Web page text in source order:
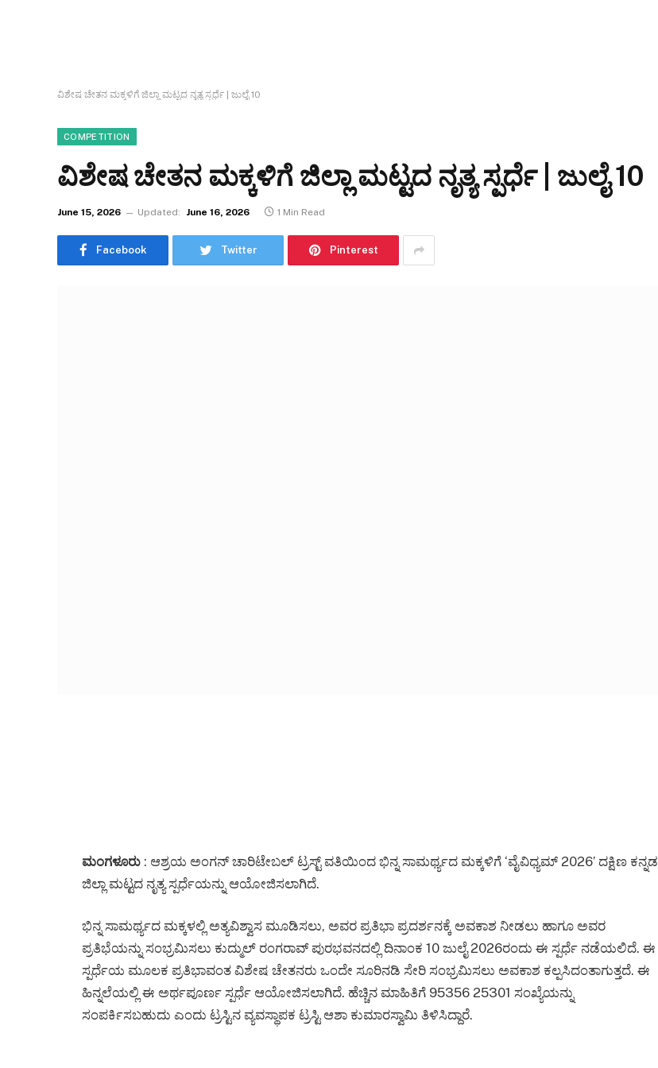
ವಿಶೇಷ ಚೇತನ ಮಕ್ಕಳಿಗೆ ಜಿಲ್ಲಾ ಮಟ್ಟದ ನೃತ್ಯ ಸ್ಪರ್ಧೆ | ಜುಲೈ 10
COMPETITION
ವಿಶೇಷ ಚೇತನ ಮಕ್ಕಳಿಗೆ ಜಿಲ್ಲಾ ಮಟ್ಟದ ನೃತ್ಯ ಸ್ಪರ್ಧೆ | ಜುಲೈ 10
June 15, 2026 Updated: June 16, 2026 1 Min Read
Facebook Twitter Pinterest
ಮಂಗಳೂರು : ಆಶ್ರಯ ಅಂಗನ್ ಚಾರಿಟೇಬಲ್ ಟ್ರಸ್ಟ್ ವತಿಯಿಂದ ಭಿನ್ನ ಸಾಮರ್ಥ್ಯದ ಮಕ್ಕಳಿಗೆ ‘ವೈವಿಧ್ಯಮ್ 2026’ ದಕ್ಷಿಣ ಕನ್ನಡ
ಜಿಲ್ಲಾ ಮಟ್ಟದ ನೃತ್ಯ ಸ್ಪರ್ಧೆಯನ್ನು ಆಯೋಜಿಸಲಾಗಿದೆ.
ಭಿನ್ನ ಸಾಮರ್ಥ್ಯದ ಮಕ್ಕಳಲ್ಲಿ ಅತ್ಯವಿಶ್ವಾಸ ಮೂಡಿಸಲು, ಅವರ ಪ್ರತಿಭಾ ಪ್ರದರ್ಶನಕ್ಕೆ ಅವಕಾಶ ನೀಡಲು ಹಾಗೂ ಅವರ
ಪ್ರತಿಭೆಯನ್ನು ಸಂಭ್ರಮಿಸಲು ಕುದ್ಮುಲ್ ರಂಗರಾವ್ ಪುರಭವನದಲ್ಲಿ ದಿನಾಂಕ 10 ಜುಲೈ 2026ರಂದು ಈ ಸ್ಪರ್ಧೆ ನಡೆಯಲಿದೆ. ಈ
ಸ್ಪರ್ಧೆಯ ಮೂಲಕ ಪ್ರತಿಭಾವಂತ ವಿಶೇಷ ಚೇತನರು ಒಂದೇ ಸೂರಿನಡಿ ಸೇರಿ ಸಂಭ್ರಮಿಸಲು ಅವಕಾಶ ಕಲ್ಪಸಿದಂತಾಗುತ್ತದೆ. ಈ
ಹಿನ್ನಲೆಯಲ್ಲಿ ಈ ಅರ್ಥಪೂರ್ಣ ಸ್ಪರ್ಧೆ ಆಯೋಜಿಸಲಾಗಿದೆ. ಹೆಚ್ಚಿನ ಮಾಹಿತಿಗೆ 95356 25301 ಸಂಖ್ಯೆಯನ್ನು
ಸಂಪರ್ಕಿಸಬಹುದು ಎಂದು ಟ್ರಸ್ಟಿನ ವ್ಯವಸ್ಥಾಪಕ ಟ್ರಸ್ಟಿ ಆಶಾ ಕುಮಾರಸ್ವಾಮಿ ತಿಳಿಸಿದ್ದಾರೆ.